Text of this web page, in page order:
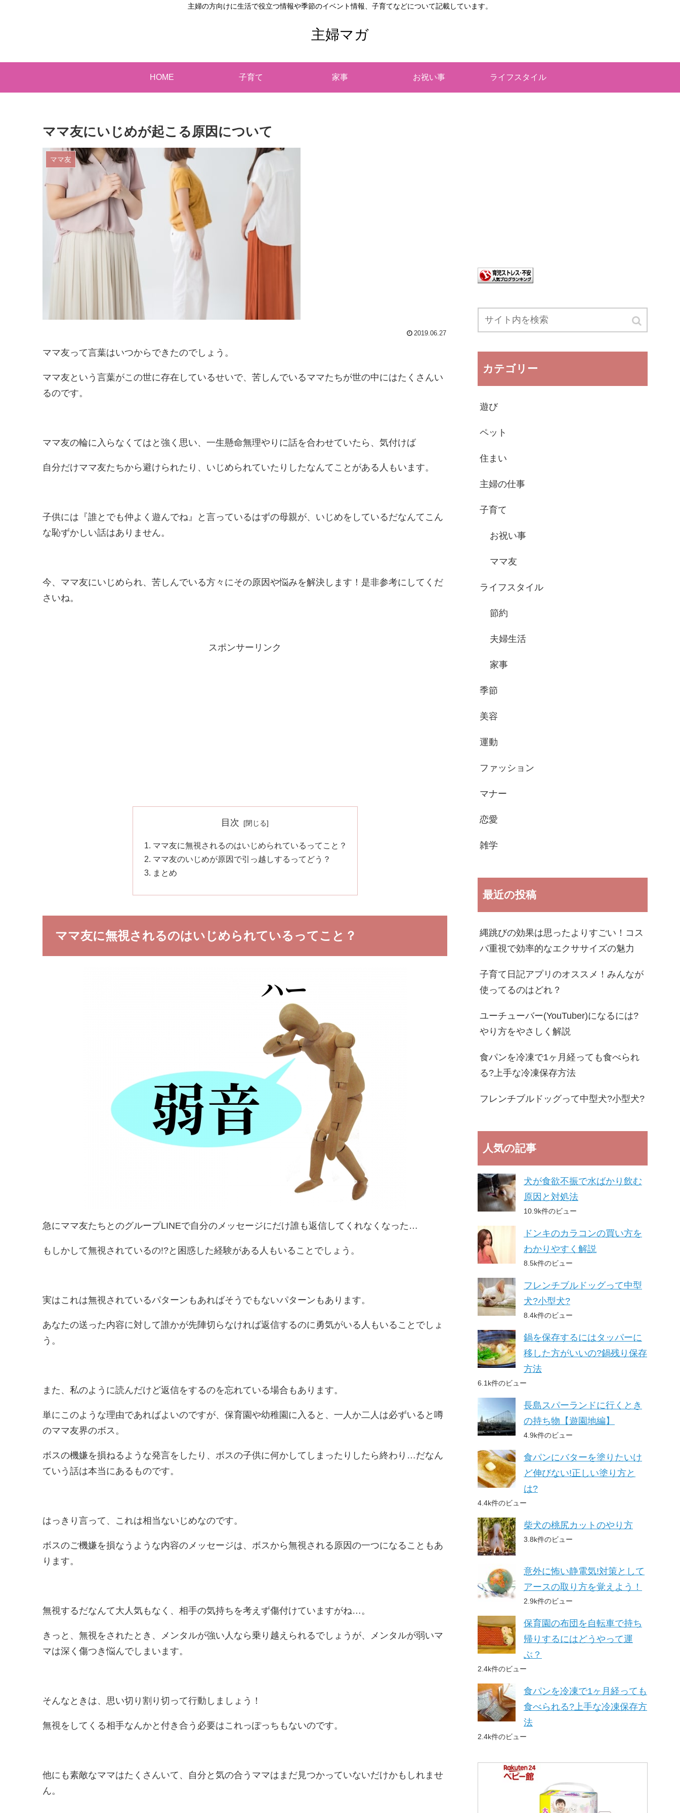
主婦の方向けに生活で役立つ情報や季節のイベント情報、子育てなどについて記載しています。
主婦マガ
HOME 子育て 家事 お祝い事 ライフスタイル
ママ友にいじめが起こる原因について
ママ友
2019.06.27
ママ友って言葉はいつからできたのでしょう。
ママ友という言葉がこの世に存在しているせいで、苦しんでいるママたちが世の中にはたくさんい
るのです。
ママ友の輪に入らなくてはと強く思い、一生懸命無理やりに話を合わせていたら、気付けば
自分だけママ友たちから避けられたり、いじめられていたりしたなんてことがある人もいます。
子供には『誰とでも仲よく遊んでね』と言っているはずの母親が、いじめをしているだなんてこん
な恥ずかしい話はありません。
今、ママ友にいじめられ、苦しんでいる方々にその原因や悩みを解決します！是非参考にしてくだ
さいね。
スポンサーリンク
目次
ママ友に無視されるのはいじめられているってこと？
ママ友のいじめが原因で引っ越しするってどう？
まとめ
ママ友に無視されるのはいじめられているってこと？
急にママ友たちとのグループLINEで自分のメッセージにだけ誰も返信してくれなくなった…
もしかして無視されているの!?と困惑した経験がある人もいることでしょう。
実はこれは無視されているパターンもあればそうでもないパターンもあります。
あなたの送った内容に対して誰かが先陣切らなければ返信するのに勇気がいる人もいることでしょ
う。
また、私のように読んだけど返信をするのを忘れている場合もあります。
単にこのような理由であればよいのですが、保育園や幼稚園に入ると、一人か二人は必ずいると噂
のママ友界のボス。
ボスの機嫌を損ねるような発言をしたり、ボスの子供に何かしてしまったりしたら終わり…だなん
ていう話は本当にあるものです。
はっきり言って、これは相当ないじめなのです。
ボスのご機嫌を損なうような内容のメッセージは、ボスから無視される原因の一つになることもあ
ります。
無視するだなんて大人気もなく、相手の気持ちを考えず傷付けていますがね…。
きっと、無視をされたとき、メンタルが強い人なら乗り越えられるでしょうが、メンタルが弱いマ
マは深く傷つき悩んでしまいます。
そんなときは、思い切り割り切って行動しましょう！
無視をしてくる相手なんかと付き合う必要はこれっぽっちもないのです。
他にも素敵なママはたくさんいて、自分と気の合うママはまだ見つかっていないだけかもしれませ
ん。
カテゴリー
遊び
ペット
住まい
主婦の仕事
子育て
お祝い事
ママ友
ライフスタイル
節約
夫婦生活
家事
季節
美容
運動
ファッション
マナー
恋愛
雑学
最近の投稿
縄跳びの効果は思ったよりすごい！コス
パ重視で効率的なエクササイズの魅力
子育て日記アプリのオススメ！みんなが
使ってるのはどれ？
ユーチューバー(YouTuber)になるには?
やり方をやさしく解説
食パンを冷凍で1ヶ月経っても食べられ
る?上手な冷凍保存方法
フレンチブルドッグって中型犬?小型犬?
人気の記事
犬が食欲不振で水ばかり飲む
原因と対処法
10.9k件のビュー
ドンキのカラコンの買い方を
わかりやすく解説
8.5k件のビュー
フレンチブルドッグって中型
犬?小型犬?
8.4k件のビュー
鍋を保存するにはタッパーに
移した方がいいの?鍋残り保存
方法
6.1k件のビュー
長島スパーランドに行くとき
の持ち物【遊園地編】
4.9k件のビュー
食パンにバターを塗りたいけ
ど伸びない!正しい塗り方と
は?
4.4k件のビュー
柴犬の桃尻カットのやり方
3.8k件のビュー
意外に怖い静電気!対策として
アースの取り方を覚えよう！
2.9k件のビュー
保育園の布団を自転車で持ち
帰りするにはどうやって運
ぶ？
2.4k件のビュー
食パンを冷凍で1ヶ月経っても
食べられる?上手な冷凍保存方
法
2.4k件のビュー